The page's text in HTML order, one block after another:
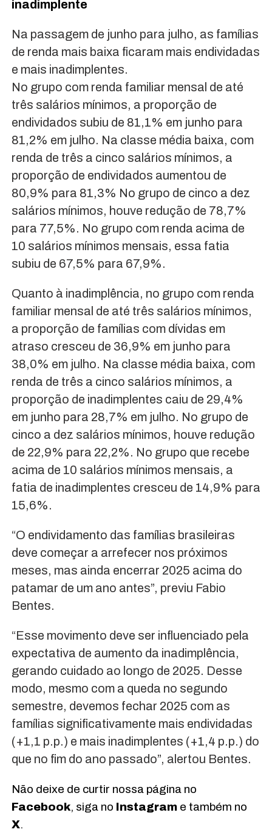
inadimplente
Na passagem de junho para julho, as famílias
de renda mais baixa ficaram mais endividadas
e mais inadimplentes.
No grupo com renda familiar mensal de até
três salários mínimos, a proporção de
endividados subiu de 81,1% em junho para
81,2% em julho. Na classe média baixa, com
renda de três a cinco salários mínimos, a
proporção de endividados aumentou de
80,9% para 81,3% No grupo de cinco a dez
salários mínimos, houve redução de 78,7%
para 77,5%. No grupo com renda acima de
10 salários mínimos mensais, essa fatia
subiu de 67,5% para 67,9%.
Quanto à inadimplência, no grupo com renda
familiar mensal de até três salários mínimos,
a proporção de famílias com dívidas em
atraso cresceu de 36,9% em junho para
38,0% em julho. Na classe média baixa, com
renda de três a cinco salários mínimos, a
proporção de inadimplentes caiu de 29,4%
em junho para 28,7% em julho. No grupo de
cinco a dez salários mínimos, houve redução
de 22,9% para 22,2%. No grupo que recebe
acima de 10 salários mínimos mensais, a
fatia de inadimplentes cresceu de 14,9% para
15,6%.
“O endividamento das famílias brasileiras
deve começar a arrefecer nos próximos
meses, mas ainda encerrar 2025 acima do
patamar de um ano antes”, previu Fabio
Bentes.
“Esse movimento deve ser influenciado pela
expectativa de aumento da inadimplência,
gerando cuidado ao longo de 2025. Desse
modo, mesmo com a queda no segundo
semestre, devemos fechar 2025 com as
famílias significativamente mais endividadas
(+1,1 p.p.) e mais inadimplentes (+1,4 p.p.) do
que no fim do ano passado”, alertou Bentes.
Não deixe de curtir nossa página no
Facebook, siga no Instagrame também no
X.